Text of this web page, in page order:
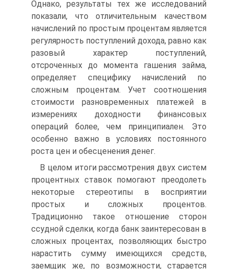
Однако, результаты тех же исследований
показали, что отличительным качеством
начислений по простым процентам является
регулярность поступлений дохода, равно как
разовый характер поступлений,
отсроченных до момента гашения займа,
определяет специфику начислений по
сложным процентам. Учет соотношения
стоимости разновременных платежей в
измерениях доходности финансовых
операций более, чем принципиален. Это
особенно важно в условиях постоянного
роста цен и обесценения денег.
В целом итоги рассмотрения двух систем
процентных ставок помогают преодолеть
некоторые стереотипы в восприятии
простых и сложных процентов.
Традиционно такое отношение сторон
ссудной сделки, когда банк заинтересован в
сложных процентах, позволяющих быстро
нарастить сумму имеющихся средств,
заемщик же, по возможности, старается